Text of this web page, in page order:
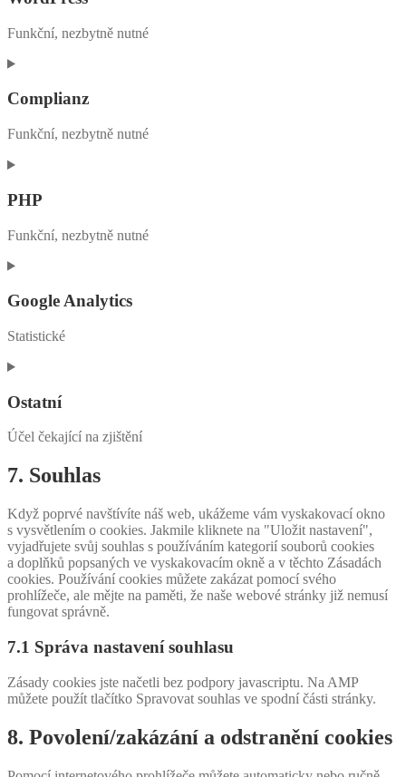
Funkční, nezbytně nutné
Consent
service
wordpress
Complianz
Funkční, nezbytně nutné
Consent
service
PHP
Funkční, nezbytně nutné
Consent
service
Google Analytics
Statistické
Consent
service
analytics
Ostatní
Účel čekající na zjištění
Consent
to
ostatní
7. Souhlas
Když poprvé navštívíte náš web, ukážeme vám vyskakovací okno
s vysvětlením o cookies. Jakmile kliknete na "Uložit nastavení",
vyjadřujete svůj souhlas s používáním kategorií souborů cookies
a doplňků popsaných ve vyskakovacím okně a v těchto Zásadách
cookies. Používání cookies můžete zakázat pomocí svého
prohlížeče, ale mějte na paměti, že naše webové stránky již nemusí
fungovat správně.
7.1 Správa nastavení souhlasu
Zásady cookies jste načetli bez podpory javascriptu. Na AMP
můžete použít tlačítko Spravovat souhlas ve spodní části stránky.
8. Povolení/zakázání a odstranění cookies